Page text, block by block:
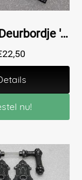
Vintage Deurbordje ''Private'' - Gietijzer - Zwart/Wit
22,50
nu!